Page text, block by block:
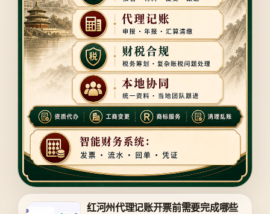
红河州代理记账开票前需要完成哪些